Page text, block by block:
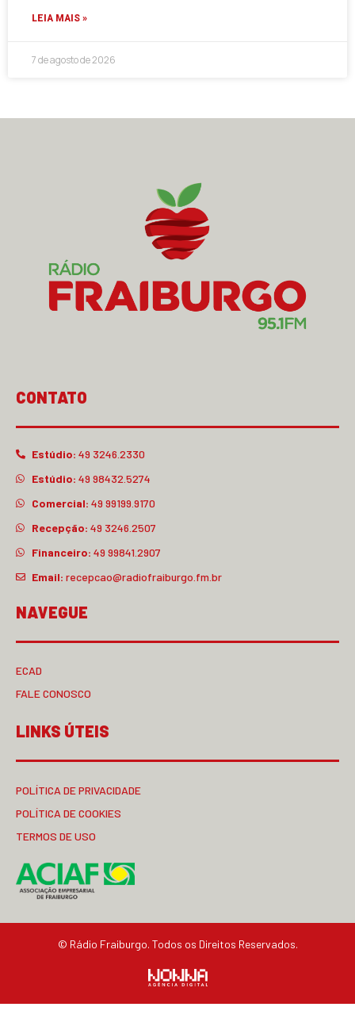
LEIA MAIS »
7 de agosto de 2026
CONTATO
Estúdio: 49 3246.2330
Estúdio: 49 98432.5274
Comercial: 49 99199.9170
Recepção: 49 3246.2507
Financeiro: 49 99841.2907
Email: recepcao@radiofraiburgo.fm.br
NAVEGUE
ECAD
FALE CONOSCO
LINKS ÚTEIS
POLÍTICA DE PRIVACIDADE
POLÍTICA DE COOKIES
TERMOS DE USO
© Rádio Fraiburgo. Todos os Direitos Reservados.